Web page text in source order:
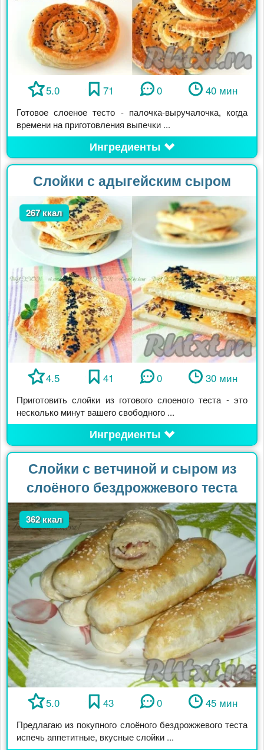
5.0 71 0 40 мин
Готовое слоеное тесто - палочка-выручалочка, когда
времени на приготовления выпечки ...
Ингредиенты
Слойки с адыгейским сыром
267 ккал
4.5 41 0 30 мин
Приготовить слойки из готового слоеного теста - это
несколько минут вашего свободного ...
Ингредиенты
Слойки с ветчиной и сыром из
слоёного бездрожжевого теста
362 ккал
5.0 43 0 45 мин
Предлагаю из покупного слоёного бездрожжевого теста
испечь аппетитные, вкусные слойки ...